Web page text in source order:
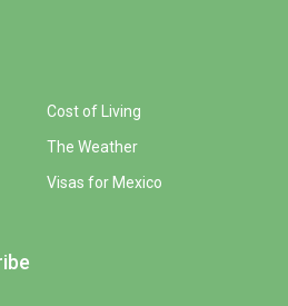
Cost of Living
The Weather
Visas for Mexico